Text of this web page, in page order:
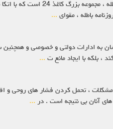
قیمت کاغذ باطله مرجع اصلی
باطله ، مقوای ...
به ادارات دولتی و خصوصی و
، بلکه با ایجاد مانع ت ...
، تحمل کردن فشار های روحی و
آنان بی نتیجه است . در ...